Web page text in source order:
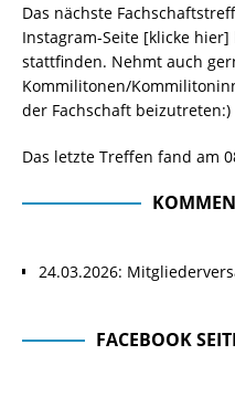
Das nächste
Instagram-Seite [klicke hier]
stattfinden. Nehmt auch
Kommilitonen/
der Fachschaft beizutreten:)
Das letzte Treffen fand am
24.03.2026:
FACEBOOK